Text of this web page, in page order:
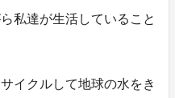
私達が生活していること
イクルして地球の水をき